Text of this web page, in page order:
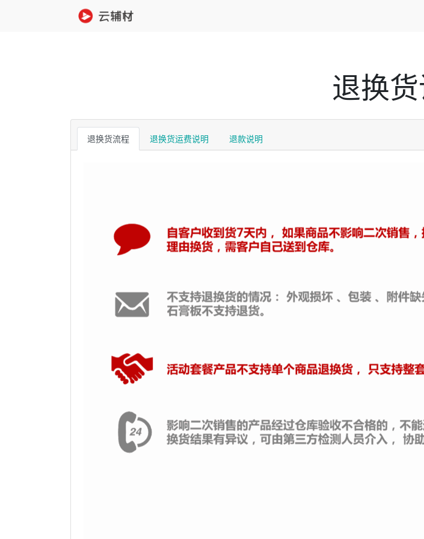
退换
退换货流程 退换货运费说明 退款说明